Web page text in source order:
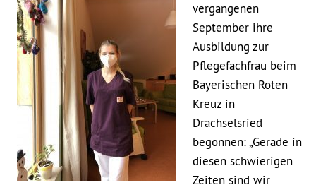
vergangenen
September ihre
Ausbildung zur
Pflegefachfrau beim
Bayerischen Roten
Kreuz in
Drachselsried
begonnen: „Gerade in
diesen schwierigen
Zeiten sind wir